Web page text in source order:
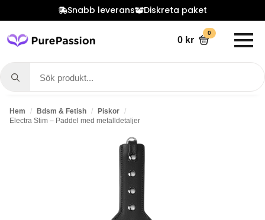
Snabb leverans Diskreta paket
0 kr
0
Search
for:
Hem Bdsm & Fetish
Piskor
Electra Stim – Paddel med metalldetaljer